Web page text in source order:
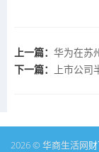
上一篇： 华为在苏
下一篇：
上市公
2026 © 华商生活网